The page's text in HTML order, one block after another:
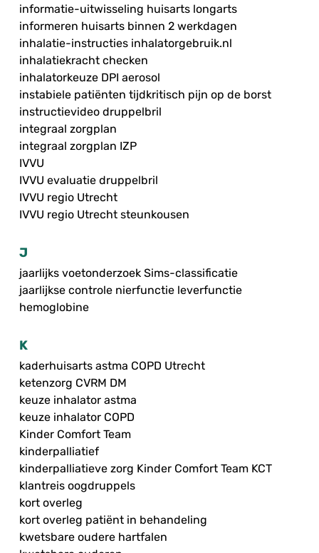
informatie-uitwisseling huisarts longarts
informeren huisarts binnen 2 werkdagen
inhalatie-instructies inhalatorgebruik.nl
inhalatiekracht checken
inhalatorkeuze DPI aerosol
instabiele patiënten tijdkritisch pijn op de borst
instructievideo druppelbril
integraal zorgplan
integraal zorgplan IZP
IVVU
IVVU evaluatie druppelbril
IVVU regio Utrecht
IVVU regio Utrecht steunkousen
J
jaarlijks voetonderzoek Sims-classificatie
jaarlijkse controle nierfunctie leverfunctie
hemoglobine
K
kaderhuisarts astma COPD Utrecht
ketenzorg CVRM DM
keuze inhalator astma
keuze inhalator COPD
Kinder Comfort Team
kinderpalliatief
kinderpalliatieve zorg Kinder Comfort Team KCT
klantreis oogdruppels
kort overleg
kort overleg patiënt in behandeling
kwetsbare oudere hartfalen